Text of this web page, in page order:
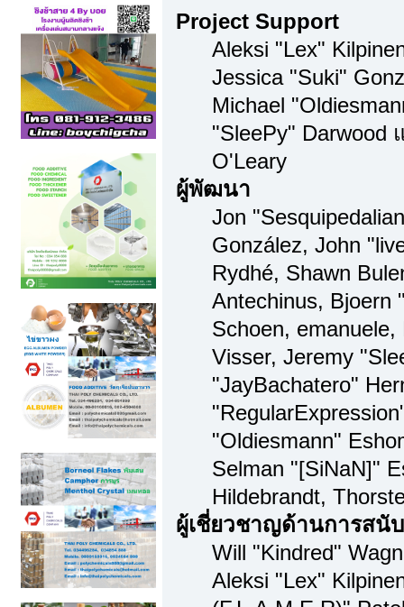
Project Support
Aleksi "Lex"
Jessica "Suki"
Michael
"SleePy" Darwood
O'Leary
ผู้พัฒนา
Jon
González, John
Rydhé, Shawn
Antechinus, Bjoern
Schoen,
Visser, Jeremy
"JayBachatero"
"Oldiesmann"
Selman "[SiNaN]"
Hildebrandt,
ผู้เชี่ยวชาญด้านการสนั
Will "Kindred"
Aleksi "Lex"